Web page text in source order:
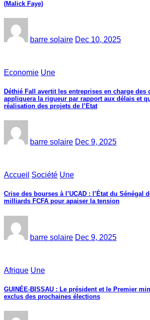
(Malick Faye)
barre solaire Dec 10, 2025
Economie Une
Déthié Fall avertit les entreprises en charge des
appliquera la rigueur par rapport aux délais et
réalisation des projets de l’Etat
barre solaire Dec 9, 2025
Accueil Société Une
Crise des bourses à l’UCAD : l’État du Sénégal
milliards FCFA pour apaiser la tension
barre solaire Dec 9, 2025
Afrique Une
GUINÉE-BISSAU : Le président et le Premier
exclus des prochaines élections